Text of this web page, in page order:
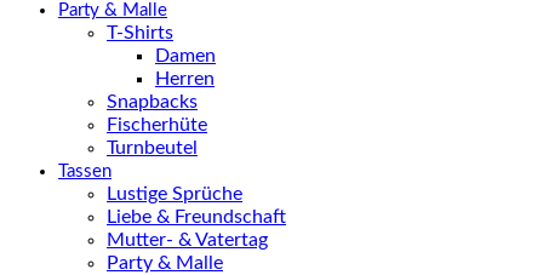
Party & Malle
T-Shirts
Damen
Herren
Snapbacks
Fischerhüte
Turnbeutel
Tassen
Lustige Sprüche
Liebe & Freundschaft
Mutter- & Vatertag
Party & Malle